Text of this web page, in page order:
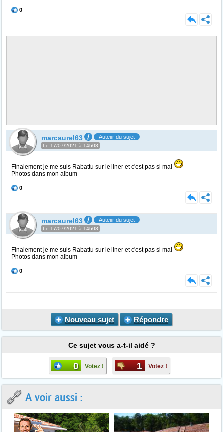
0
marcaurel63 Auteur du sujet
Le 17/07/2021 à 14h08
Finalement je me suis Rabattu sur le liner et c'est pas si mal
Photos dans mon album
0
marcaurel63 Auteur du sujet
Le 17/07/2021 à 14h08
Finalement je me suis Rabattu sur le liner et c'est pas si mal
Photos dans mon album
0
Nouveau sujet Répondre
Ce sujet vous a-t-il aidé ?
0 Votez ! 1 Votez !
A voir aussi :